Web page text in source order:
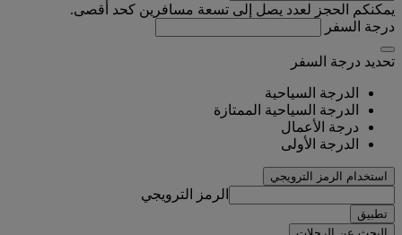
يمكنكم الحجز لعدد يصل إلى تسعة مسافرين كحد أقصى.
درجة السفر
تحديد درجة السفر
الدرجة السياحية
الدرجة السياحية الممتازة
درجة الأعمال
الدرجة الأولى
استخدام الرمز الترويجي
الرمز الترويجي
تطبيق